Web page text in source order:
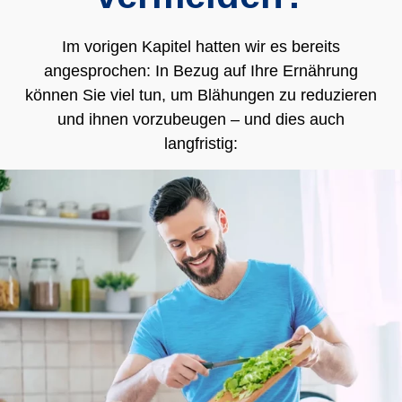
Im vorigen Kapitel hatten wir es bereits
angesprochen: In Bezug auf Ihre Ernährung
können Sie viel tun, um Blähungen zu reduzieren
und ihnen vorzubeugen – und dies auch
langfristig: